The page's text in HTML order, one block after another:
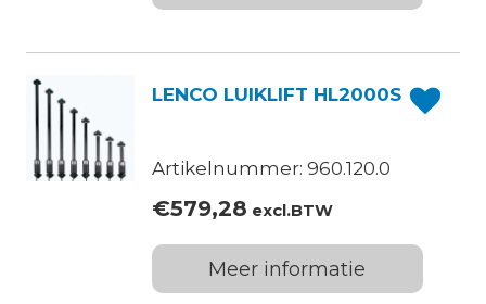
LENCO LUIKLIFT HL2000S
Artikelnummer: 960.120.0
€579,28 excl.BTW
Meer informatie